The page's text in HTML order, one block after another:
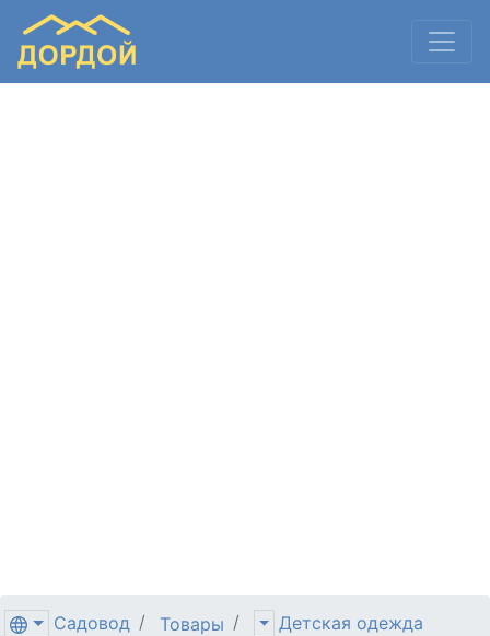
Садовод Товары Детская одежда